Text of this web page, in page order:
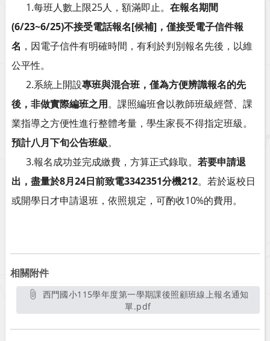
1.每班人數上限25人，額滿即止。 在報名期間
(6/23~6/25)不接受電話報名[候補]，僅接受電子信件報
名 ，因電子信件有明確時間，有利於判別報名先後，以維
公平性。
2.系統上開設專班與混合班，僅為方便辨識報名的先
後，非做實際編班之用。課照編班會以教師班級經營、課
業指導之方便性進行整體考量，學生家長不得指定班級。
預計八月下旬公告班級。
3.報名成功並完成繳費，方算正式錄取。 若要申請退
出，盡量於8月24日前致電3342351分機212。若於返校日
或開學日才申請退班，依照規定，可酌收10%的費用。
相關附件
單.pdf另開新視窗